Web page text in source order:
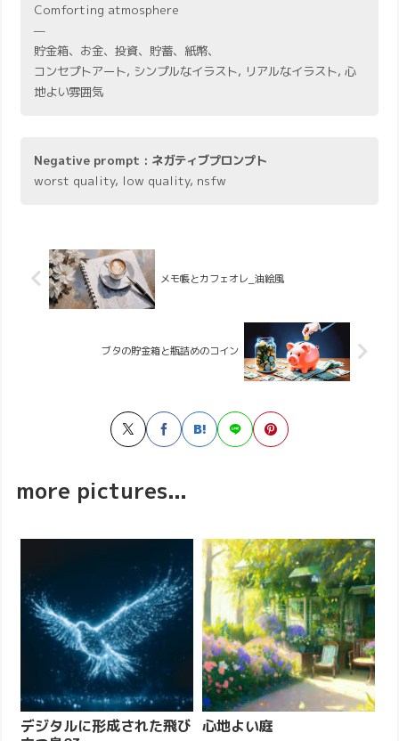
Comforting atmosphere
—
貯金箱、お金、投資、貯蓄、紙幣、
コンセプトアート, シンプルなイラスト, リアルなイラスト, 心
地よい雰囲気
Negative prompt : ネガティブプロンプト
worst quality, low quality, nsfw
メモ帳とカフェオレ_油絵風
ブタの貯金箱と瓶詰めのコイン
more pictures...
デジタルに形成された飛び 心地よい庭